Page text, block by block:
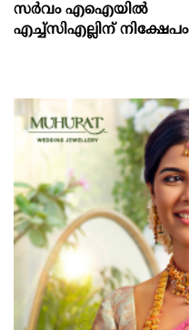
സർവം എഐയിൽ
എച്ച്സിഎല്ലിന് നിക്ഷേപം